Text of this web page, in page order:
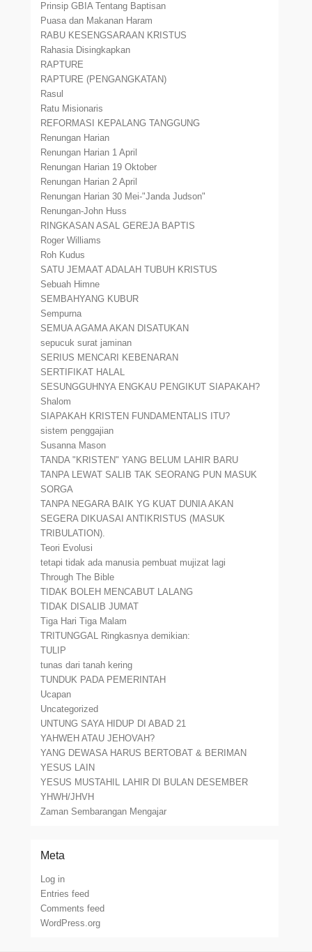
Prinsip GBIA Tentang Baptisan
Puasa dan Makanan Haram
RABU KESENGSARAAN KRISTUS
Rahasia Disingkapkan
RAPTURE
RAPTURE (PENGANGKATAN)
Rasul
Ratu Misionaris
REFORMASI KEPALANG TANGGUNG
Renungan Harian
Renungan Harian 1 April
Renungan Harian 19 Oktober
Renungan Harian 2 April
Renungan Harian 30 Mei-"Janda Judson"
Renungan-John Huss
RINGKASAN ASAL GEREJA BAPTIS
Roger Williams
Roh Kudus
SATU JEMAAT ADALAH TUBUH KRISTUS
Sebuah Himne
SEMBAHYANG KUBUR
Sempurna
SEMUA AGAMA AKAN DISATUKAN
sepucuk surat jaminan
SERIUS MENCARI KEBENARAN
SERTIFIKAT HALAL
SESUNGGUHNYA ENGKAU PENGIKUT SIAPAKAH?
Shalom
SIAPAKAH KRISTEN FUNDAMENTALIS ITU?
sistem penggajian
Susanna Mason
TANDA "KRISTEN" YANG BELUM LAHIR BARU
TANPA LEWAT SALIB TAK SEORANG PUN MASUK
SORGA
TANPA NEGARA BAIK YG KUAT DUNIA AKAN
SEGERA DIKUASAI ANTIKRISTUS (MASUK
TRIBULATION).
Teori Evolusi
tetapi tidak ada manusia pembuat mujizat lagi
Through The Bible
TIDAK BOLEH MENCABUT LALANG
TIDAK DISALIB JUMAT
Tiga Hari Tiga Malam
TRITUNGGAL Ringkasnya demikian:
TULIP
tunas dari tanah kering
TUNDUK PADA PEMERINTAH
Ucapan
Uncategorized
UNTUNG SAYA HIDUP DI ABAD 21
YAHWEH ATAU JEHOVAH?
YANG DEWASA HARUS BERTOBAT & BERIMAN
YESUS LAIN
YESUS MUSTAHIL LAHIR DI BULAN DESEMBER
YHWH/JHVH
Zaman Sembarangan Mengajar
Meta
Log in
Entries feed
Comments feed
WordPress.org